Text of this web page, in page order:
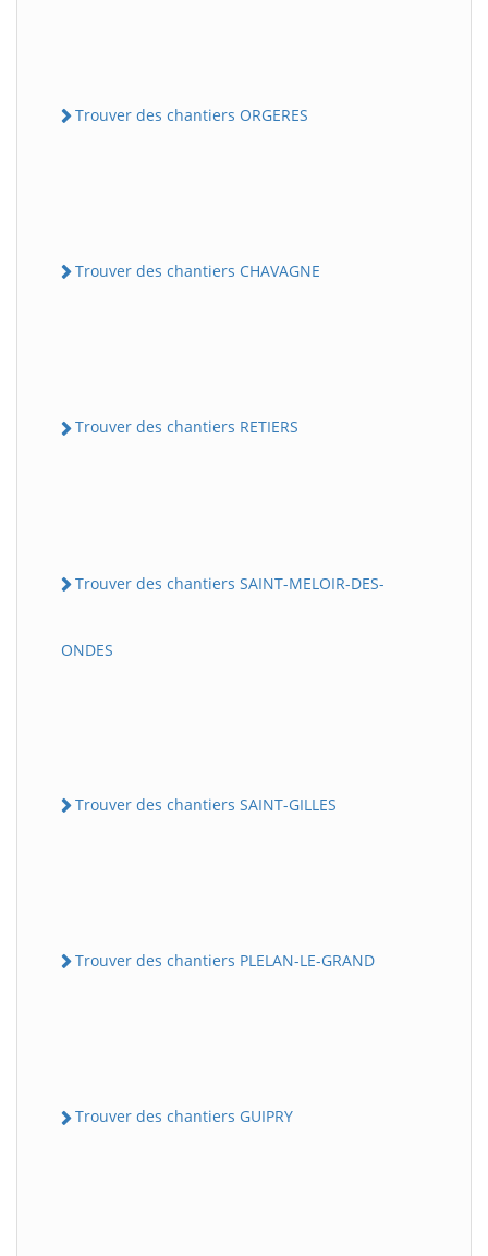
Trouver des chantiers ORGERES
Trouver des chantiers CHAVAGNE
Trouver des chantiers RETIERS
Trouver des chantiers SAINT-MELOIR-DES-
ONDES
Trouver des chantiers SAINT-GILLES
Trouver des chantiers PLELAN-LE-GRAND
Trouver des chantiers GUIPRY